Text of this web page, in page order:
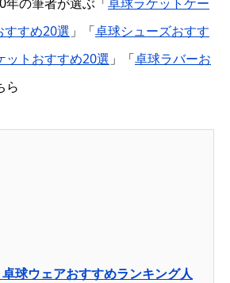
すすめ20選 」「卓球シューズおすす
ットおすすめ20選 」「卓球ラバーお
ら
卓球ウェアおすすめランキング人